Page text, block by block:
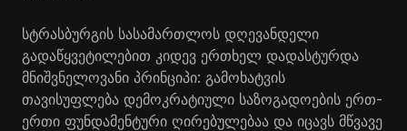
სტრასბურგის სასამართლოს დღევანდელი
გადაწყვეტილებით კიდევ ერთხელ დადასტურდა
მნიშვნელოვანი პრინციპი: გამოხატვის
თავისუფლება დემოკრატიული საზოგადოების ერთ-
ერთი ფუნდამენტური ღირებულებაა და იცავს მწვავე